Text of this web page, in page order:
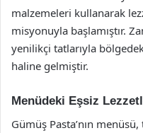
malzemeleri kullanarak
misyonuyla başlamıştır.
yenilikçi tatlarıyla
haline gelmiştir.
Menüdeki Eşsiz
Gümüş Pasta’nın